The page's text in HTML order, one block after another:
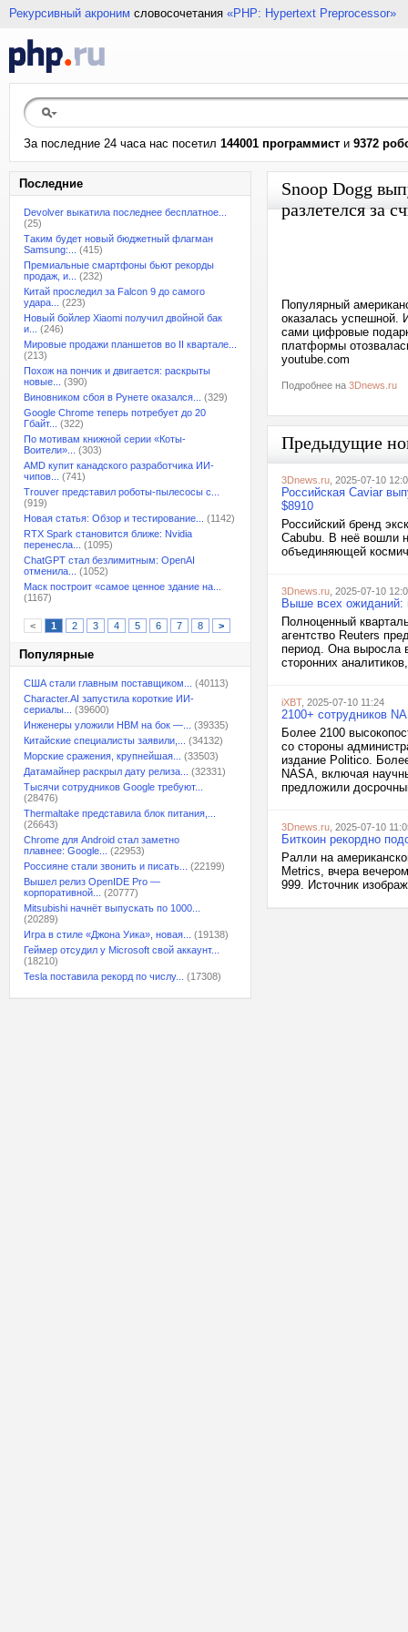
Рекурсивный акроним словосочетания «PHP: Hypertext Preprocessor»
За последние 24 часа нас посетил 144001 программист и 9372
Последние
Devolver выкатила последнее бесплатное...
(25)
Таким будет новый бюджетный флагман
Samsung:...
(415)
Премиальные смартфоны бьют рекорды
продаж, и...
(232)
Китай проследил за Falcon 9 до самого
удара...
(223)
Новый бойлер Xiaomi получил двойной бак
и...
(246)
Мировые продажи планшетов во II квартале...
(213)
Похож на пончик и двигается: раскрыты
новые...
(390)
Виновником сбоя в Рунете оказался...
(329)
Google Chrome теперь потребует до 20
Гбайт...
(322)
По мотивам книжной серии «Коты-
Воители»...
(303)
AMD купит канадского разработчика ИИ-
чипов...
(741)
Trouver представил роботы-пылесосы с...
(919)
Новая статья: Обзор и тестирование...
(1142)
RTX Spark становится ближе: Nvidia
перенесла...
(1095)
ChatGPT стал безлимитным: OpenAI
отменила...
(1052)
Маск построит «самое ценное здание на...
(1167)
< 1 2 3 4 5 6 7 8 >
Популярные
США стали главным поставщиком...
(40113)
Character.AI запустила короткие ИИ-
сериалы...
(39600)
Инженеры уложили HBM на бок —...
(39335)
Китайские специалисты заявили,...
(34132)
Морские сражения, крупнейшая...
(33503)
Датамайнер раскрыл дату релиза...
(32331)
Тысячи сотрудников Google требуют...
(28476)
Thermaltake представила блок питания,...
(26643)
Chrome для Android стал заметно
плавнее: Google...
(22953)
Россияне стали звонить и писать...
(22199)
Вышел релиз OpenIDE Pro —
корпоративной...
(20777)
Mitsubishi начнёт выпускать по 1000...
(20289)
Игра в стиле «Джона Уика», новая...
(19138)
Геймер отсудил у Microsoft свой аккаунт...
(18210)
Tesla поставила рекорд по числу...
(17308)
Snoop Dogg
разлетелся за
Популярный
оказалась успешной.
сами цифровые
платформы
youtube.com
Подробнее на 3Dnews.ru
Предыдущие
3Dnews.ru , 2025-07-10
Российская Caviar
$8910
Российский бренд
Cabubu. В неё вошли
объединяющей
3Dnews.ru , 2025-07-10
Выше всех ожиданий:
Полноценный
агентство Reuters
период. Она выросла
сторонних
iXBT, 2025-07-10 11:24
2100+ сотрудников
Более 2100
со стороны
издание Politico.
NASA, включая
предложили
3Dnews.ru , 2025-07-10
Биткоин рекордно
Ралли на
Metrics, вчера
999. Источник